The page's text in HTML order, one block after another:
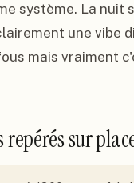
système. La nuit
une vibe
mais vraiment
repérés sur